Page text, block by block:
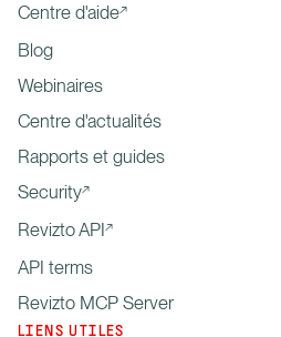
Centre d'aide
Blog
Webinaires
Centre d'actualités
Rapports et guides
Security
Revizto API
API terms
Revizto MCP Server
LIENS UTILES